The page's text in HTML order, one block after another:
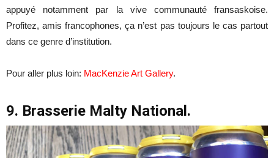
appuyé notamment par la vive communauté fransaskoise.
Profitez, amis francophones, ça n’est pas toujours le cas partout
dans ce genre d’institution.
Pour aller plus loin: MacKenzie Art Gallery.
9. Brasserie Malty National.